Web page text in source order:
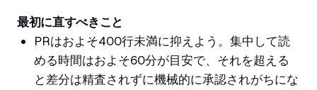
最初に直すべきこと
PRはおよそ400行未満に抑えよう。集中して読
める時間はおよそ60分が目安で、それを超える
と差分は精査されずに機械的に承認されがちにな